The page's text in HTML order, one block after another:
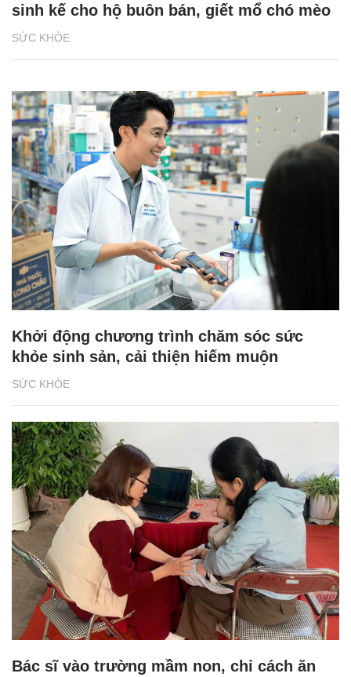
SỨC KHỎE
sinh kế cho hộ buôn bán, giết mổ chó mèo
SỨC KHỎE
Khởi động chương trình chăm sóc sức
khỏe sinh sản, cải thiện hiếm muộn
Bác sĩ vào trường mầm non, chỉ cách ăn